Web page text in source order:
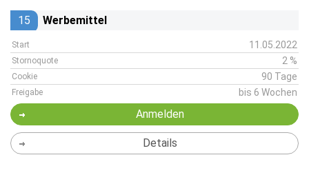
15 Werbemittel
Start 11.05.2022
Stornoquote 2 %
Cookie 90 Tage
Freigabe bis 6 Wochen
Anmelden
Details